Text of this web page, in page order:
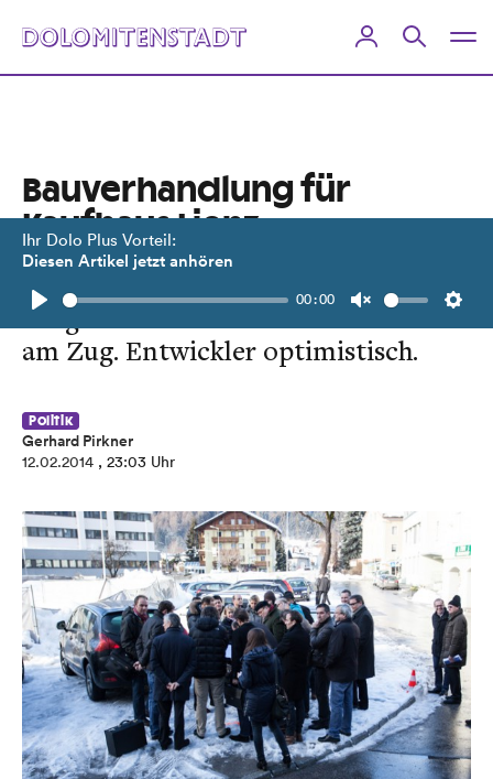
Ihr Dolo Plus Vorteil:
Diesen Artikel jetzt anhören
Play
00:00
Unmute
Bauverhandlung für
Kaufhaus Lienz
abgeschlossen
Bürgermeisterin Elisabeth Blanik ist
am Zug. Entwickler optimistisch.
Politik
Gerhard Pirkner
12.02.2014 , 23:03 Uhr